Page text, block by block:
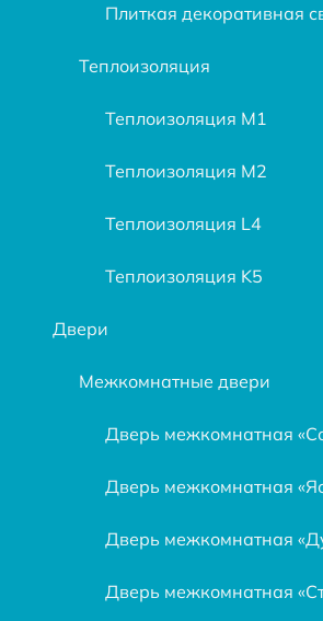
Плиткая декоративная
Теплоизоляция
Теплоизоляция М1
Теплоизоляция М2
Теплоизоляция L4
Теплоизоляция K5
Двери
Межкомнатные двери
Дверь межкомнатная
Дверь межкомнатная
Дверь межкомнатная
Дверь межкомнатная